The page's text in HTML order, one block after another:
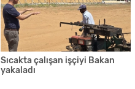
Sıcakta çalışan işçiyi Bakan
yakaladı